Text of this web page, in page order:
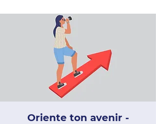
Oriente ton avenir -